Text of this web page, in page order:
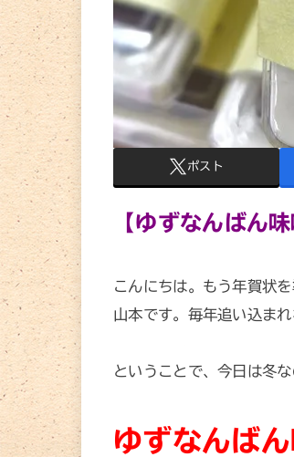
ポスト
【ゆずなんばん
こんにちは。もう年賀状
山本です。毎年追い込ま
ということで、今日は冬な
ゆずなんば